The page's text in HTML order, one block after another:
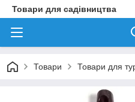
Товари для садівництва
Товари Товари для